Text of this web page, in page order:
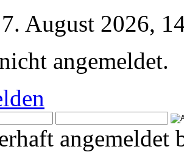
August 2026,
angemeldet.
angemeldet